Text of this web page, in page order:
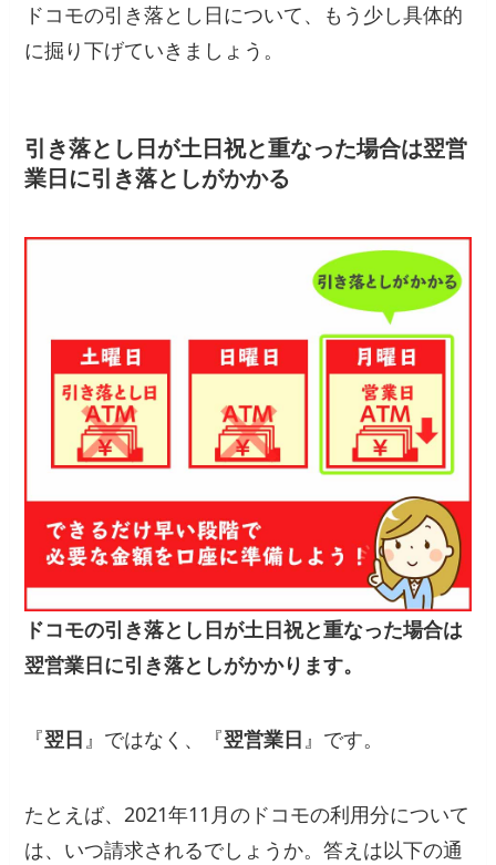
ドコモの引き落とし日について、もう少し具体的
に掘り下げていきましょう。
引き落とし日が土日祝と重なった場合は翌営
業日に引き落としがかかる
ドコモの引き落とし日が土日祝と重なった場合は
翌営業日に引き落としがかかります。
『翌日』ではなく、『翌営業日』です。
たとえば、2021年11月のドコモの利用分について
は、いつ請求されるでしょうか。答えは以下の通